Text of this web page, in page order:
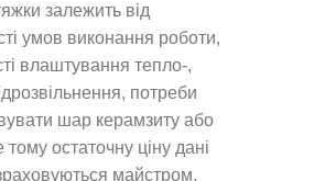
залежить від
умов виконання роботи,
влаштування тепло-,
потреби
шар керамзиту або
тому остаточну ціну дані
майстром,